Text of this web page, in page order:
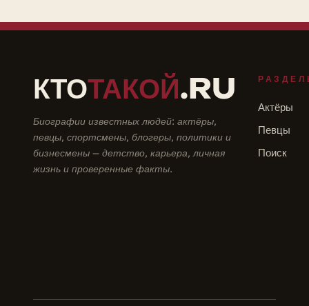
КТОТАКОЙ.RU
Биографии известных людей: актёры,
певцы, спортсмены, блогеры, политики и
бизнесмены — детство, карьера, личная
жизнь и проверенные факты.
Актёры
Певцы
Поиск